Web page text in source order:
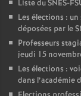
Liste du SNES-
Les élections :
déposées par le
Professeurs
jeudi 15
Les élections :
dans l’académie